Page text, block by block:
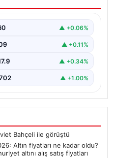
Gram, çeyrek,
▲ +0.06%
▲ +0.11%
▲ +0.34%
▲ +1.00%
Bahçeli ile görüştü
Altın fiyatları ne kadar oldu?
altını alış satış fiyatları